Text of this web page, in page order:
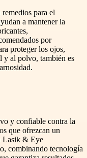
para el
a mantener la
por
proteger los ojos,
y al polvo, también es
y confiable contra la
que ofrezcan un
Lasik & Eye
combinando tecnología